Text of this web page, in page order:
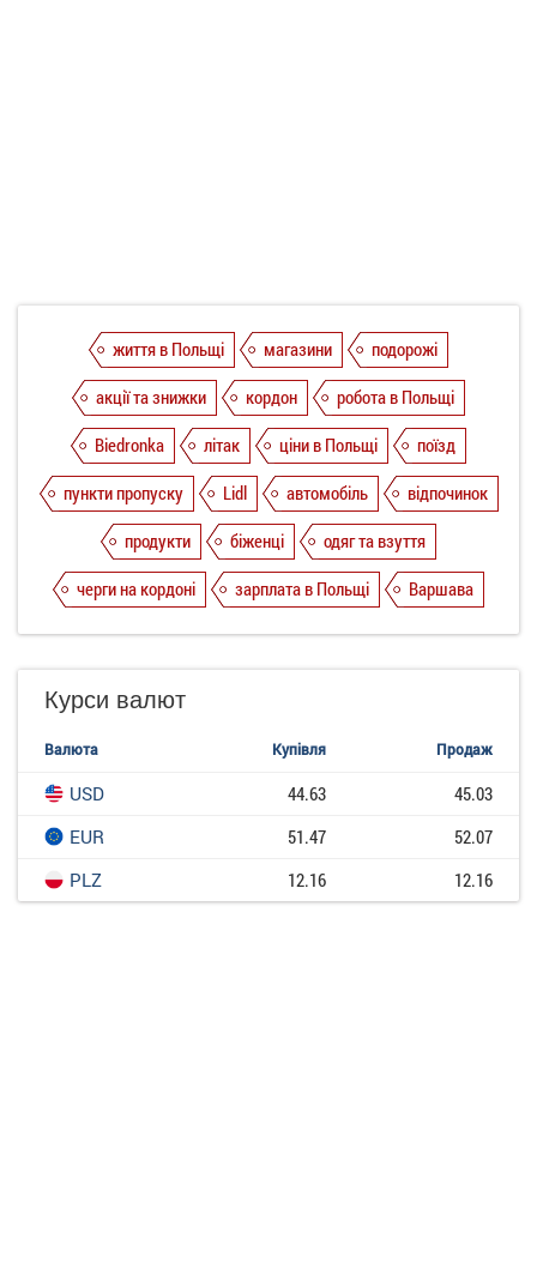
життя в Польщі магазини
подорожі
акції та знижки
кордон
робота в Польщі
Biedronka
літак ціни в Польщі
поїзд
пункти пропуску
Lidl автомобіль
відпочинок
продукти
біженці
одяг та взуття
черги на кордоні
зарплата в Польщі Варшава
Курси валют
Валюта Купівля Продаж
USD 44.63
45.03
EUR
51.47
52.07
PLZ
12.16 12.16